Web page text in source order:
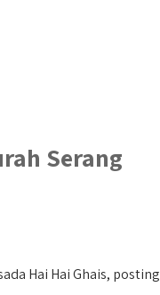
Serang
Hai Hai Ghais,